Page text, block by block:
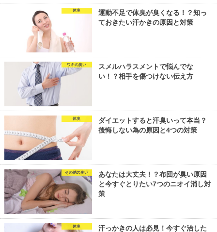
体臭
運動不足で体臭が臭くなる！？知っ
ておきたい汗かきの原因と対策
ワキの臭い
スメルハラスメントで悩んでな
い！？相手を傷つけない伝え方
体臭
ダイエットすると汗臭いって本当？
後悔しない為の原因と4つの対策
その他の臭い
あなたは大丈夫！？布団が臭い原因
と今すぐとりたい7つのニオイ消し対
策
体臭
汗っかきの人は必見！今すぐ治した